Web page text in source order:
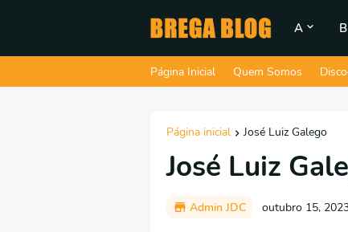
A B
Página Inicial Quem Somos
Página inicial José Luiz Galego
José Luiz
Admin JDC outubro 15,